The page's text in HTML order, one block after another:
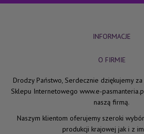
INFORMACJE
O FIRMIE
Drodzy Państwo, Serdecznie dziękujemy
Sklepu Internetowego www.e-
naszą firmą.
Naszym klientom oferujemy szeroki
produkcji krajowej jak i z